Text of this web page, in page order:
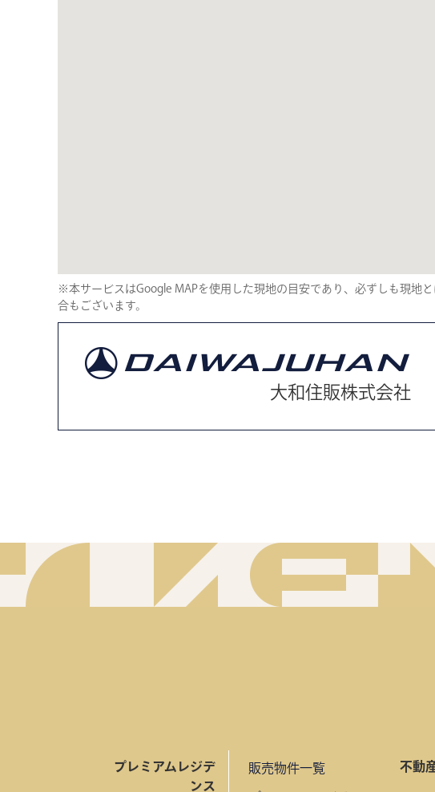
※本サービスはGoogle MAPを使用した現地の目安であり、必ずしも現地
合もございます。
大和住販株式会社
プレミアムレジデ
ンス
販売物件一覧 不動